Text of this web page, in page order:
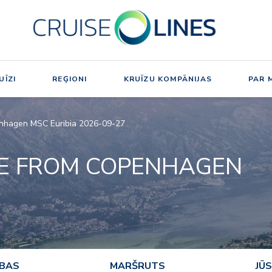
REĢIONI KRUĪZU KOMPĀNIJAS PAR
MSC Euribia 2026-09-27
FROM COPENHAGEN
MARŠRUTS